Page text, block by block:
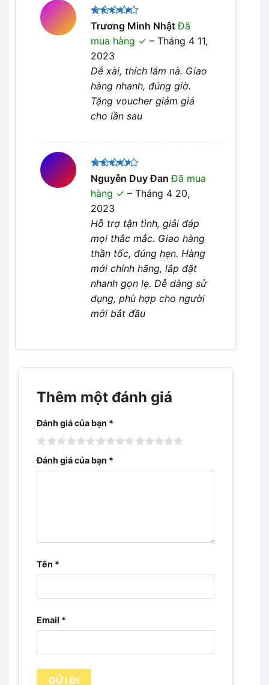
Được xếp
hạng 55
sao
Trương Minh NhậtĐã
mua hàng
– Tháng 4 11,
2023
Dễ xài, thích lắm nà. Giao
hàng nhanh, đúng giờ.
Tặng voucher giảm giá
cho lần sau
Được
xếp hạng
45 sao
Nguyễn Duy ĐanĐã mua
hàng
– Tháng 4 20,
2023
Hỗ trợ tận tình, giải đáp
mọi thắc mắc. Giao hàng
thần tốc, đúng hẹn. Hàng
mới chính hãng, lắp đặt
nhanh gọn lẹ. Dễ dàng sử
dụng, phù hợp cho người
mới bắt đầu
Thêm một đánh giá
Đánh giá của bạn *
Đánh giá của bạn *
Tên *
Email *